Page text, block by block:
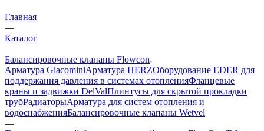
Главная
—
Каталог
—
Балансировочные клапаны Flowcon
Арматура GiacominiАрматура HERZОборудование EDER для
поддержания давления в системах отопленияФланцевые
краны и задвижки DelValПлинтусы для скрытой прокладки
трубРадиаторыАрматура для систем отопления и
водоснабженияБалансировочные клапаны Wetvel
—